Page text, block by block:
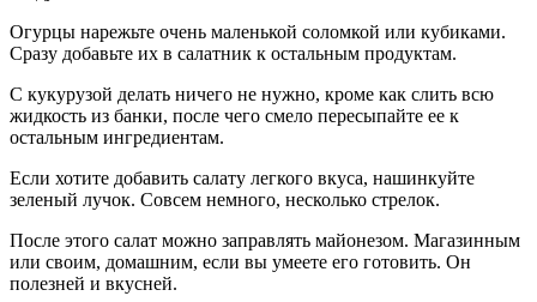
Огурцы нарежьте очень маленькой соломкой или кубиками.
Сразу добавьте их в салатник к остальным продуктам.
С кукурузой делать ничего не нужно, кроме как слить всю
жидкость из банки, после чего смело пересыпайте ее к
остальным ингредиентам.
Если хотите добавить салату легкого вкуса, нашинкуйте
зеленый лучок. Совсем немного, несколько стрелок.
После этого салат можно заправлять майонезом. Магазинным
или своим, домашним, если вы умеете его готовить. Он
полезней и вкусней.